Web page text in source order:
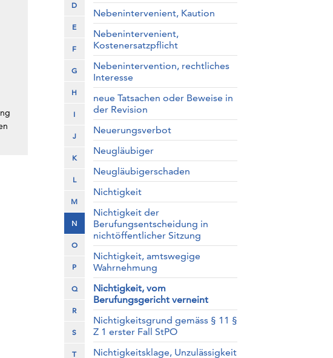
D
E
F
G
H
I
J
K
L
M
N
O
P
Q
R
S
T
Nebenintervenient, Kaution
Nebenintervenient,
Kostenersatzpflicht
Nebenintervention, rechtliches
Interesse
neue Tatsachen oder Beweise in
der Revision
Neuerungsverbot
Neugläubiger
Neugläubigerschaden
Nichtigkeit
Nichtigkeit der
Berufungsentscheidung in
nichtöffentlicher Sitzung
Nichtigkeit, amtswegige
Wahrnehmung
Nichtigkeit, vom
Berufungsgericht verneint
Nichtigkeitsgrund gemäss § 11 §
Z 1 erster Fall StPO
Nichtigkeitsklage, Unzulässigkeit